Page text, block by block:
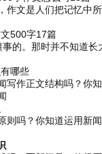
作文是人们把记忆中
500字17篇
的。那时并不知道
哪些
写作正文结构吗？你
则吗？你知道运用新